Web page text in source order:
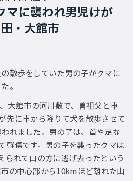
に襲われ男児けが
・大館市
散歩をしていた男の子がクマに
。
大館市の河川敷で、曽祖父と車
先に車から降りて犬を散歩させて
れました。男の子は、首や足な
軽傷です。男の子を襲ったクマは
られて山の方に逃げ去ったという
の中心部から10kmほど離れた山